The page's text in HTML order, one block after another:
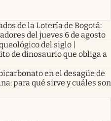
de la Lotería de Bogotá:
del jueves 6 de agosto
del siglo |
de dinosaurio que obliga a
en el desagüe de
para qué sirve y cuáles son